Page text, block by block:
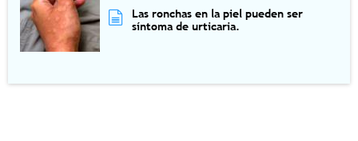
Las ronchas en la piel pueden ser
síntoma de urticaria.